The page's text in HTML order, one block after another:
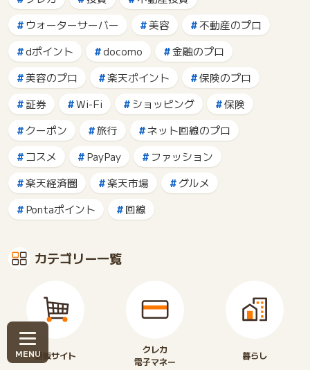
ウォーターサーバー
美容
不動産のプロ
dポイント
docomo
金融のプロ
美容のプロ
楽天ポイント
保険のプロ
証券
Wi-Fi ショッピング
保険
クーポン
旅行
ネット回線のプロ
コスメ
PayPay
ファッション
楽天経済圏
楽天市場
グルメ
Pontaポイント
回線
カテゴリー一覧
通販サイト
クレカ
電子マネー
暮らし